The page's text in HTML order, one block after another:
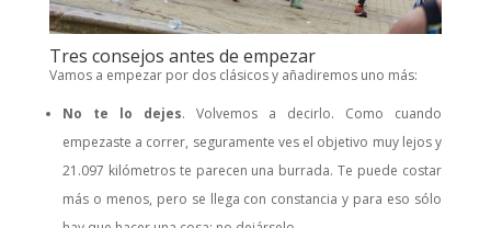
Tres consejos antes de empezar
Vamos a empezar por dos clásicos y añadiremos uno más:
No te lo dejes. Volvemos a decirlo. Como cuando
empezaste a correr, seguramente ves el objetivo muy lejos y
21.097 kilómetros te parecen una burrada. Te puede costar
más o menos, pero se llega con constancia y para eso sólo